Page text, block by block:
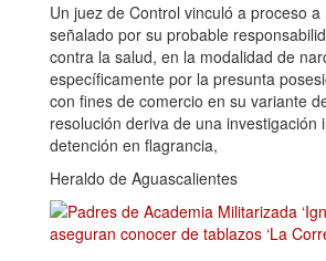
Un juez de Control vinculó a proceso a
señalado por su probable
contra la salud, en la modalidad de
específicamente por la presunta
con fines de comercio en su variante
resolución deriva de una investigación
detención en flagrancia,
Heraldo de Aguascalientes